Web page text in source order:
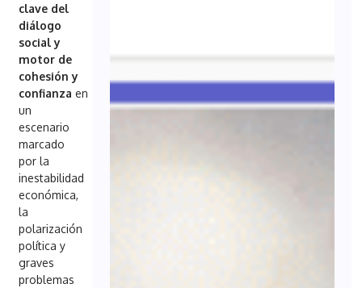
clave del
diálogo
social y
motor de
cohesión y
confianza en
un
escenario
marcado
por la
inestabilidad
económica,
la
polarización
política y
graves
problemas